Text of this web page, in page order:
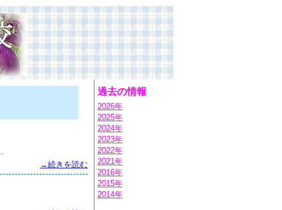
→続きを読む
過去の情報
2026年
2025年
2024年
2023年
2022年
2021年
2016年
2015年
2014年